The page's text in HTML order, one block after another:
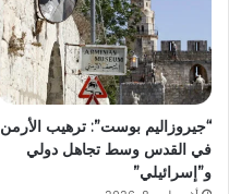
“جيروزاليم بوست”: ترهيب الأرمن
في القدس وسط تجاهل دولي
و”إسرائيلي”